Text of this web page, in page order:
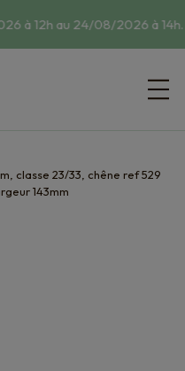
à 12h au 24/08/2026 à 14h.
classe 23/33, chêne ref 529
143mm